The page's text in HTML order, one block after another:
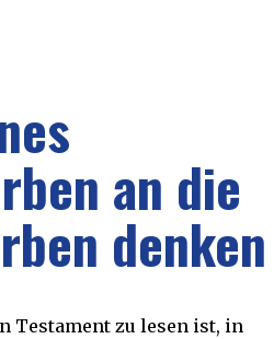
an die
denken
Testament zu lesen ist, in